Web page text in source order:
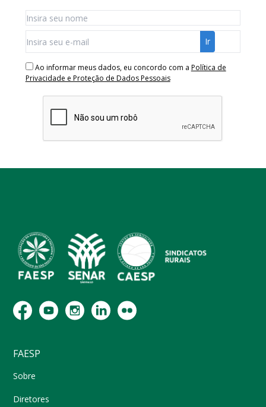
Ao informar meus dados, eu concordo com a Política de
Privacidade e Proteção de Dados Pessoais
FAESP
Sobre
Diretores